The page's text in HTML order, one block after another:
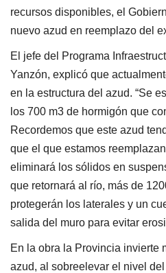
recursos disponibles, el
nuevo azud en reemplazo del
El jefe del Programa
Yanzón, explicó que
en la estructura del azud. “Se
los 700 m3 de hormigón que
Recordemos que este azud
que el que estamos
eliminará los sólidos en
que retornará al río, más de
protegerán los laterales y un
salida del muro para evitar
En la obra la Provincia invierte
azud, al sobreelevar el nivel